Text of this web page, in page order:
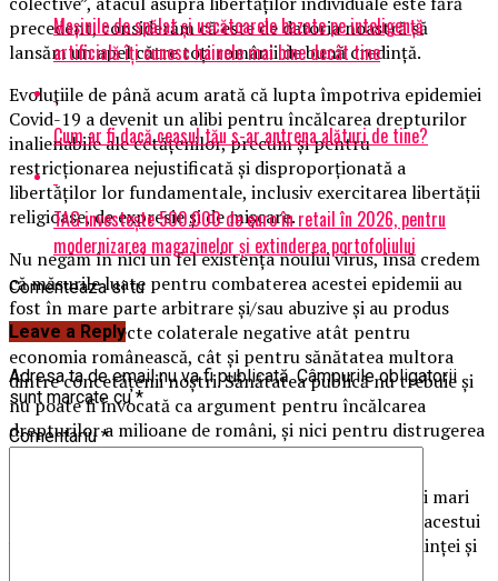
precedent, considerăm că este de datoria noastră să
lansăm un apel către toți românii de bună credință.
Evoluțiile de până acum arată că lupta împotriva epidemiei
Covid-19 a devenit un alibi pentru încălcarea drepturilor
inalienabile ale cetățenilor, precum și pentru
restricționarea nejustificată și disproporționată a
libertăților lor fundamentale, inclusiv exercitarea libertății
religioase, de expresie și de mișcare.
Nu negăm în nici un fel existența noului virus, însă credem
că măsurile luate pentru combaterea acestei epidemii au
fost în mare parte arbitrare și/sau abuzive și au produs
numeroase efecte colaterale negative atât pentru
economia românească, cât și pentru sănătatea multora
dintre concetățenii noștri. Sănătatea publică nu trebuie și
nu poate fi invocată ca argument pentru încălcarea
drepturilor a milioane de români, și nici pentru distrugerea
economiei și a țesăturii sociale a României.
Pe zi ce trece, în întreaga lume apar îndoieli tot mai mari
cu privire la contagiozitatea, pericolul și rezistența acestui
virus. Tot mai multe voci cu autoritate din lumea științei și
Mașinile de spălat și uscătoarele bazate pe inteligență
artificială îți cunosc hainele mai bine decât tine
Cum ar fi dacă ceasul tău s-ar antrena alături de tine?
TAG investește 500.000 de euro în retail în 2026, pentru
modernizarea magazinelor și extinderea portofoliului
Comenteaza si tu
Leave a Reply
Adresa ta de email nu va fi publicată. Câmpurile obligatorii
sunt marcate cu*
Comentariu*